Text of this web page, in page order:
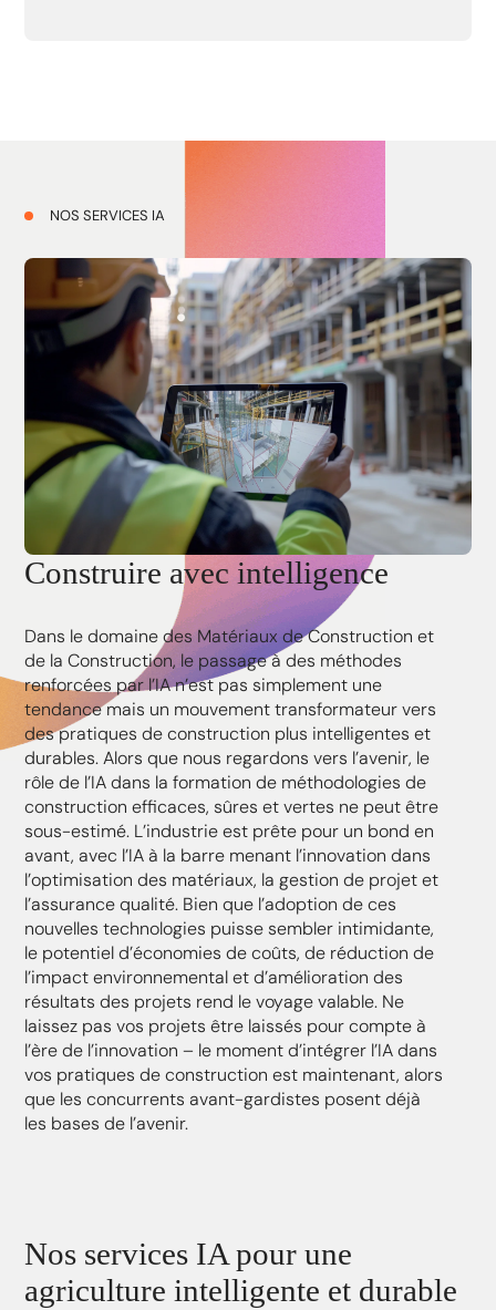
NOS SERVICES IA
Construire avec intelligence
Dans le domaine des Matériaux de Construction et
de la Construction, le passage à des méthodes
renforcées par l’IA n’est pas simplement une
tendance mais un mouvement transformateur vers
des pratiques de construction plus intelligentes et
durables. Alors que nous regardons vers l’avenir, le
rôle de l’IA dans la formation de méthodologies de
construction efficaces, sûres et vertes ne peut être
sous-estimé. L’industrie est prête pour un bond en
avant, avec l’IA à la barre menant l’innovation dans
l’optimisation des matériaux, la gestion de projet et
l’assurance qualité. Bien que l’adoption de ces
nouvelles technologies puisse sembler intimidante,
le potentiel d’économies de coûts, de réduction de
l’impact environnemental et d’amélioration des
résultats des projets rend le voyage valable. Ne
laissez pas vos projets être laissés pour compte à
l’ère de l’innovation – le moment d’intégrer l’IA dans
vos pratiques de construction est maintenant, alors
que les concurrents avant-gardistes posent déjà
les bases de l’avenir.
Nos services IA pour une
agriculture intelligente et durable